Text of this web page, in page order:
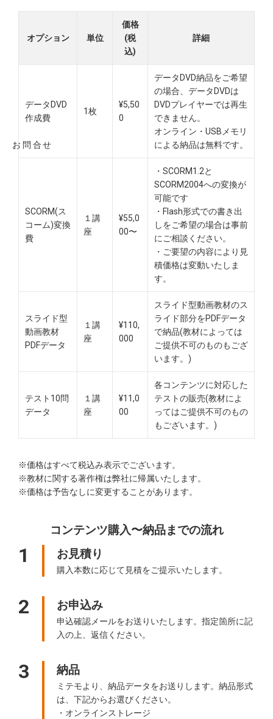
お問合せ
オプション 単位
価格
(税
込)
詳細
データDVD
作成費
1枚
¥5,50
0
データDVD納品をご希望
の場合、データDVDは
DVDプレイヤーでは再生
できません。
オンライン・USBメモリ
による納品は無料です。​
SCORM(ス
コーム)変換
費
１講
座
¥55,0
00〜
・SCORM1.2と
SCORM2004への変換が
可能です
・Flash形式での書き出
しをご希望の場合は事前
にご相談ください。
・ご要望の内容により見
積価格は変動いたしま
す。
スライド型
動画教材
PDFデータ
１講
座
¥110,
000
スライド型動画教材のス
ライド部分をPDFデータ
で納品(教材によっては
ご提供不可のものもござ
います。)
テスト10問
データ
１講
座
¥11,0
00
各コンテンツに対応した
テストの販売(教材によ
ってはご提供不可のもの
もございます。)
※価格はすべて税込み表示でございます。
※教材に関する著作権は弊社に帰属いたします。
※価格は予告なしに変更することがあります。
コンテンツ購入〜納品までの流れ
1 お見積り
購入本数に応じて見積をご提示いたします。
2 お申込み
申込確認メールをお送りいたします。指定箇所に記
入の上、返信ください。
3 納品
ミテモより、納品データをお送りします。納品形式
は、下記からお選びください。
・オンラインストレージ